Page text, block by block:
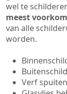
wel te
meest
van alle
worden.
Verf spuiten